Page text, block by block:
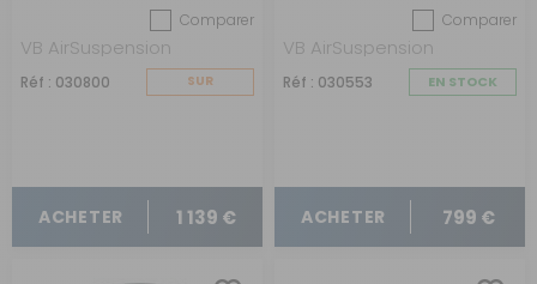
Comparer
VB AirSuspension
Réf : 030800
SUR
ACHETER 1 139 €
Comparer
VB AirSuspension
Réf : 030553 EN STOCK
ACHETER 799 €